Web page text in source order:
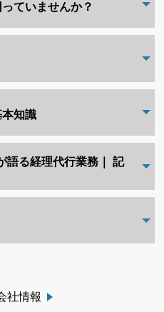
ていませんか？
知識
語る経理代行業務｜ 記
社情報